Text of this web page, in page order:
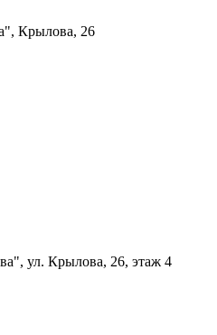
Крылова, 26
ул. Крылова, 26, этаж 4